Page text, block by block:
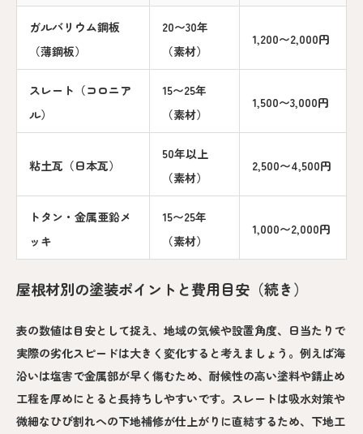
ガルバリウム鋼板
（薄鋼板）
20〜30年
（素材）
1,200〜2,000円
スレート（コロニア
ル）
15〜25年
（素材）
1,500〜3,000円
粘土瓦（日本瓦）
50年以上
（素材）
2,500〜4,500円
トタン・金属亜鉛メ
ッキ
15〜25年
（素材）
1,000〜2,000円
屋根材別の塗装ポイントと費用目安（続き）
表の数値は目安として捉え、地域の気候や設置角度、日当たりで
実際の劣化スピードは大きく変化すると考えましょう。例えば海
沿いは塩害で金属部が早く傷むため、耐候性の高い塗料や錆止め
工程を厚めにとると長持ちしやすいです。スレートは吸水対策や
微細なひび割れへの下地補修が仕上がりに直結するため、下地工